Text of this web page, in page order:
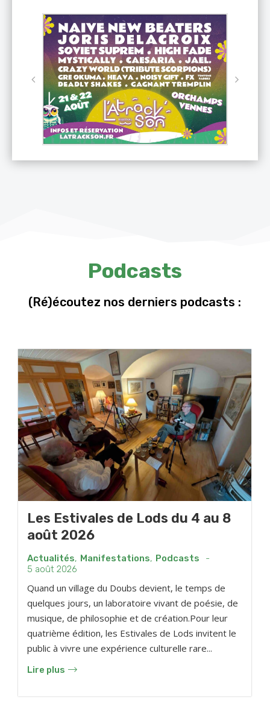
Podcasts
(Ré)écoutez nos derniers podcasts :
Les Estivales de Lods du 4 au 8
août 2026
Actualités, Manifestations, Podcasts
-
5 août 2026
Quand un village du Doubs devient, le temps de
quelques jours, un laboratoire vivant de poésie, de
musique, de philosophie et de création.Pour leur
quatrième édition, les Estivales de Lods invitent le
public à vivre une expérience culturelle rare...
Lire plus